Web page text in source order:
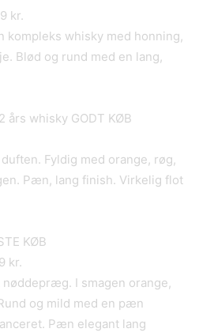
kr.
kompleks whisky med honning,
Blød og rund med en lang,
års whisky GODT KØB
Fyldig med orange, røg,
Pæn, lang finish. Virkelig flot
KØB
kr.
I smagen orange,
og mild med en pæn
Pæn elegant lang